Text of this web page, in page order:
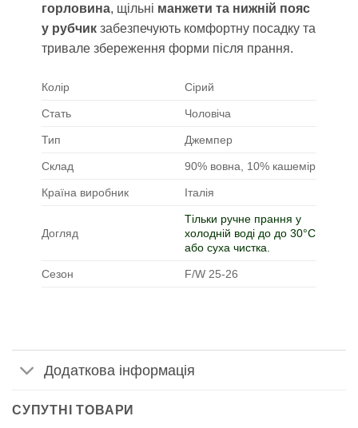
горловина, щільні манжети та нижній пояс
у рубчикзабезпечують комфортну посадку та
тривале збереження форми після прання.
Колір Сірий
Стать Чоловіча
Тип Джемпер
Склад 90% вовна, 10% кашемір
Країна виробник Італія
Догляд
Тільки ручне прання у
холодній воді до до 30°C
або суха чистка.
Сезон F/W 25-26
Додаткова інформація
СУПУТНІ ТОВАРИ